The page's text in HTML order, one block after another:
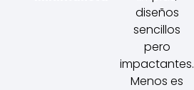
diseños
sencillos
pero
impactantes.
Menos es